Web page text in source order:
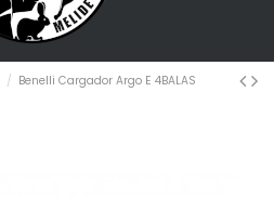
Benelli Cargador Argo E 4BALAS